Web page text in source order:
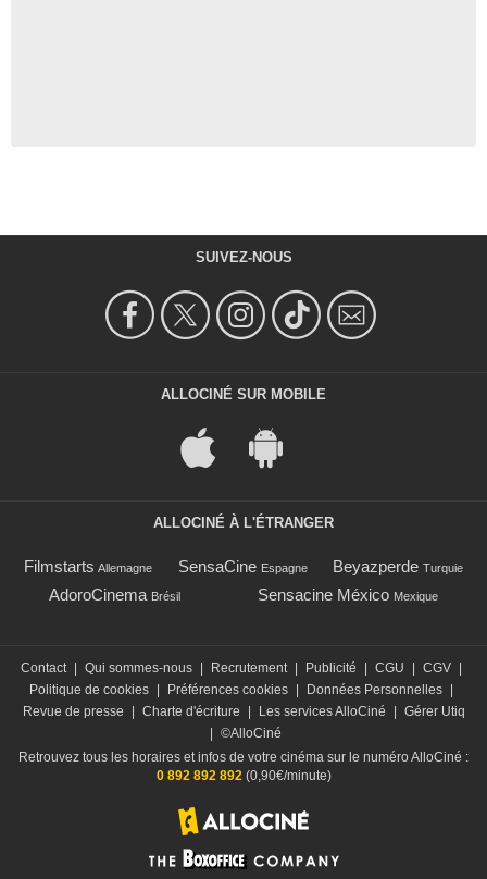
SUIVEZ-NOUS
ALLOCINÉ SUR MOBILE
ALLOCINÉ À L'ÉTRANGER
Filmstarts Allemagne SensaCine Espagne Beyazperde Turquie
AdoroCinema Brésil Sensacine México Mexique
Contact Qui sommes-nous Recrutement Publicité CGU CGV
Politique de cookies
Préférences cookies Données Personnelles
Revue de presse
Charte d'écriture Les services AlloCiné
Gérer Utiq
©AlloCiné
Retrouvez tous les horaires et infos de votre cinéma sur le numéro AlloCiné :
0 892 892 892(0,90€/minute)